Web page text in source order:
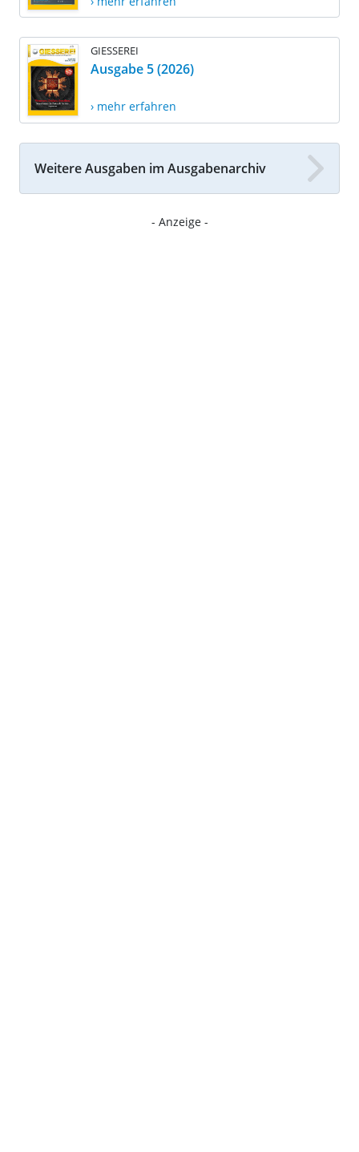
GIESSEREI
Ausgabe 5 (2026)
› mehr erfahren
Weitere Ausgaben im Ausgabenarchiv
- Anzeige -